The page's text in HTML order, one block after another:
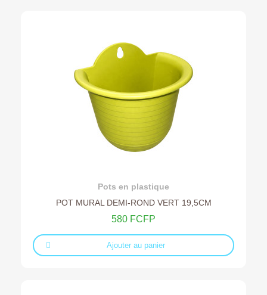
Ajouter au devis
Pots en plastique
POT MURAL DEMI-ROND VERT 19,5CM
580 FCFP
Ajouter au panier